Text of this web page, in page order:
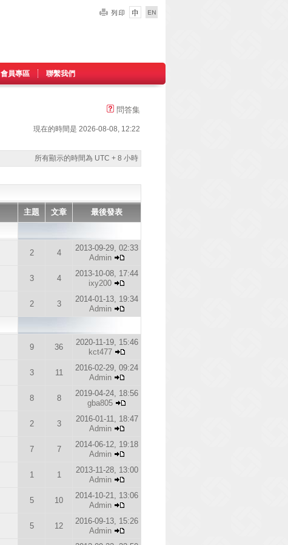
會員專區 聯繫我們
問答集
現在的時間是 2026-08-08, 12:22
所有顯示的時間為 UTC + 8 小時
主題 文章 最後發表
2 4
2013-09-29, 02:33
Admin
3 4
2013-10-08, 17:44
ixy200
2 3
2014-01-13, 19:34
Admin
9 36
2020-11-19, 15:46
kct477
3 11
2016-02-29, 09:24
Admin
8 8
2019-04-24, 18:56
gba805
2 3
2016-01-11, 18:47
Admin
7 7
2014-06-12, 19:18
Admin
1 1
2013-11-28, 13:00
Admin
5 10
2014-10-21, 13:06
Admin
5 12
2016-09-13, 15:26
Admin